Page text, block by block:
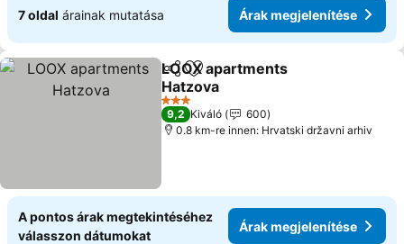
7 oldal árainak mutatása Árak megjelenítése
Megosztás
Hozzáadás a kedvencekhez
LOOX apartments
Hatzova
3 Kategória
9,2 Kiváló
600
0.8 km-re innen: Hrvatski državni arhiv
A pontos árak megtekintéséhez
válasszon dátumokat
Árak megjelenítése